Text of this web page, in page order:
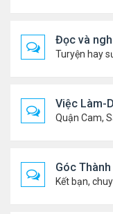
Đọc và
Việc Làm-
Góc Thành